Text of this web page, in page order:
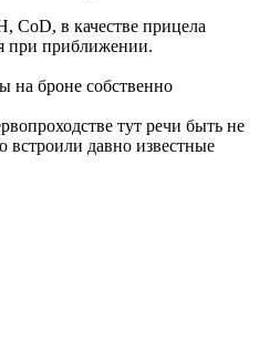
CoD, в качестве прицела
при приближении.
на броне собственно
тут речи быть не
встроили давно известные